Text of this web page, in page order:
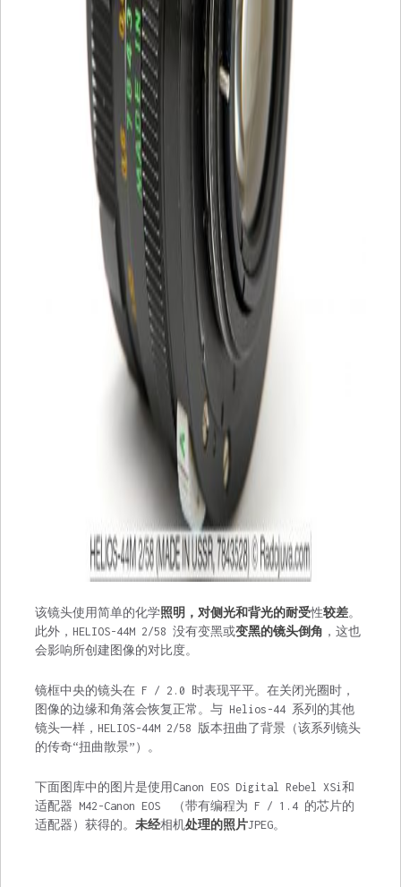
该镜头使用简单的化学照明，对侧光和背光的耐受性较差。
此外，HELIOS-44M 2/58 没有变黑或变黑的镜头倒角 ，这也
会影响所创建图像的对比度。
镜框中央的镜头在 F / 2.0 时表现平平。在关闭光圈时，
图像的边缘和角落会恢复正常。与 Helios-44 系列的其他
镜头一样，HELIOS-44M 2/58 版本扭曲了背景（该系列镜头
的传奇“扭曲散景”）。
下面图库中的图片是使用Canon EOS Digital Rebel XSi和
适配器 M42-Canon EOS （带有编程为 F / 1.4 的芯片的
适配器）获得的。 未经相机处理的照片JPEG。